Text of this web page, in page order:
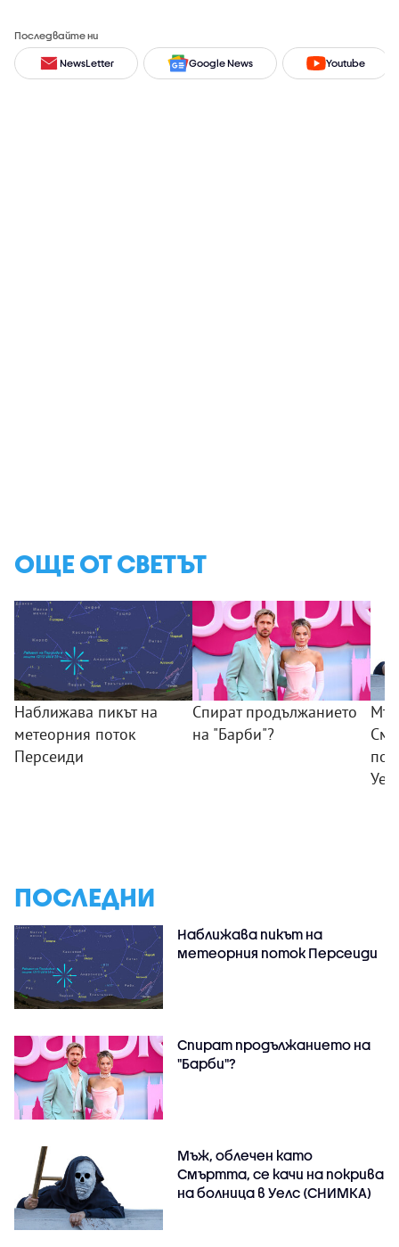
Последвайте ни
NewsLetter Google News Youtube
ОЩЕ ОТ СВЕТЪТ
Наближава пикът на
метеорния поток
Персеиди
Спират продължанието
на "Барби"?
ПОСЛЕДНИ
Наближава пикът на
метеорния поток Персеиди
Спират продължанието на
"Барби"?
Мъж, облечен като
Смъртта, се качи на покрива
на болница в Уелс (СНИМКА)